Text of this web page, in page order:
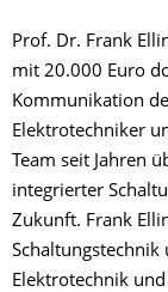
Prof. Dr. Frank
mit 20.000 Euro
Kommunikation
Elektrotechniker
Team seit Jahren
integrierter
Zukunft. Frank
Schaltungstechnik
Elektrotechnik